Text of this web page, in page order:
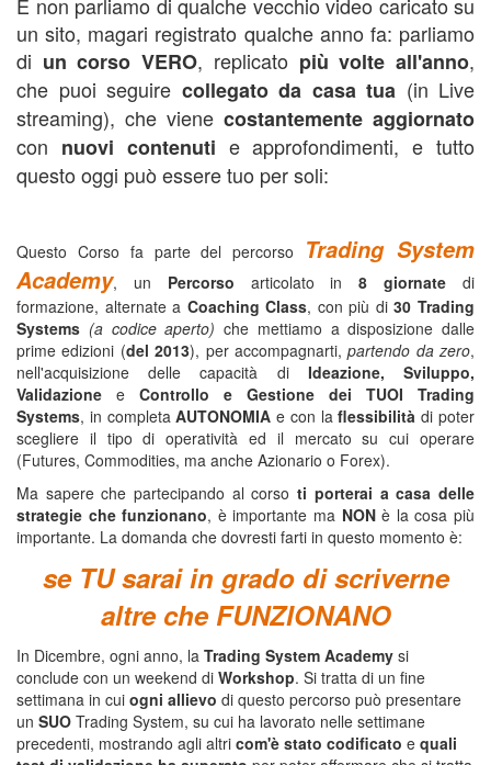
un sito, magari registrato qualche anno fa: parliamo
di un corso VERO, replicato più volte all'anno,
che puoi seguire collegato da casa tua (in Live
streaming), che viene costantemente aggiornato
con nuovi contenuti e approfondimenti, e tutto
questo oggi può essere tuo per soli:
Questo Corso fa parte del percorso Trading System
Academy, un Percorso articolato in8 giornate di
formazione, alternate a Coaching Class, con più di30 Trading
Systems (a codice aperto) che mettiamo a disposizione dalle
prime edizioni (del 2013), per accompagnarti,partendo da zero,
nell'acquisizione delle capacità diIdeazione, Sviluppo,
Validazione e Controllo e Gestione dei TUOI Trading
Systems, in completaAUTONOMIA e con la flessibilitàdi poter
scegliere il tipo di operatività ed il mercato su cui operare
(Futures, Commodities, ma anche Azionario o Forex).
Ma sapere che partecipando al corsoti porterai a casa delle
strategie che funzionano, è importante ma NONè la cosa più
importante. La domanda che dovresti farti in questo momento è:
se TU sarai in grado di scriverne
altre che FUNZIONANO
In Dicembre, ogni anno, la Trading System Academy si
conclude con un weekend di Workshop. Si tratta di un fine
settimana in cui ogni allievo di questo percorso può presentare
un SUO Trading System, su cui ha lavorato nelle settimane
precedenti, mostrando agli altri com'è stato codificato e quali